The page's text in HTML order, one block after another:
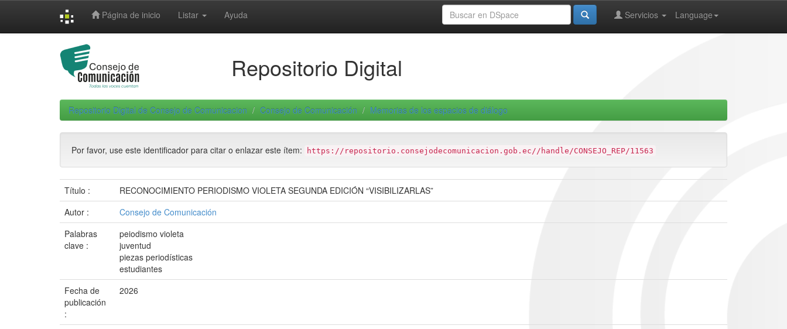
Página de inicio Listar Ayuda Language
Servicios
Repositorio Digital
Repositorio Digital de Consejo de Comunicacion Consejo de Comunicación Memorias de los espacios de diálogo
Por favor, use este identificador para citar o enlazar este ítem: https://repositorio.consejodecomunicacion.gob.ec//handle/CONSEJO_REP/11563
Título :
RECONOCIMIENTO PERIODISMO VIOLETA SEGUNDA EDICIÓN “VISIBILIZARLAS”
Autor :
Consejo de Comunicación
Palabras
clave :
peiodismo violeta
juventud
piezas periodísticas
estudiantes
Fecha de
publicación
:
2026